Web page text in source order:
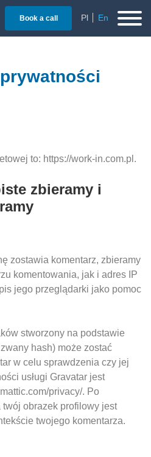
Book a call Pl En
to: https://work-in.com.pl.
zbieramy i
zostawia komentarz, zbieramy
komentowania, jak i adres IP
jego przeglądarki jako pomoc
stworzony na podstawie
hash) może zostać
w celu sprawdzenia czy jej
usługi Gravatar jest
privacy/. Po
obrazek profilowy jest
twojego komentarza.